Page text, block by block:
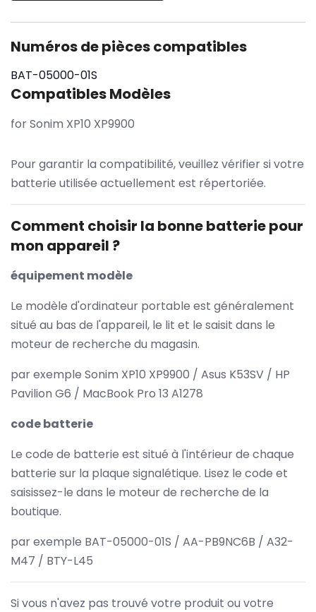
Numéros de pièces compatibles
BAT-05000-01S
Compatibles Modèles
for Sonim XP10 XP9900
Pour garantir la compatibilité, veuillez vérifier si votre
batterie utilisée actuellement est répertoriée.
Comment choisir la bonne batterie pour
mon appareil ?
équipement modèle
Le modèle d'ordinateur portable est généralement
situé au bas de l'appareil, le lit et le saisit dans le
moteur de recherche du magasin.
par exemple Sonim XP10 XP9900 / Asus K53SV / HP
Pavilion G6 / MacBook Pro 13 A1278
code batterie
Le code de batterie est situé à l'intérieur de chaque
batterie sur la plaque signalétique. Lisez le code et
saisissez-le dans le moteur de recherche de la
boutique.
par exemple BAT-05000-01S / AA-PB9NC6B / A32-
M47 / BTY-L45
Si vous n'avez pas trouvé votre produit ou votre